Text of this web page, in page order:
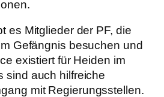
es Mitglieder der PF, die
Gefängnis besuchen und
existiert für Heiden im
sind auch hilfreiche
mit Regierungsstellen.